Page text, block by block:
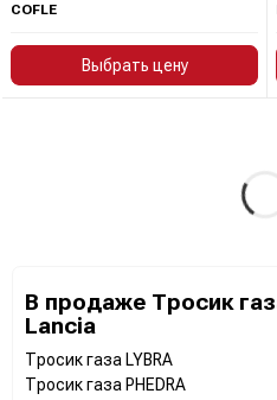
COFLE
Выбрать цену
В продаже Тросик
Lancia
Тросик газа LYBRA
Тросик газа PHEDRA